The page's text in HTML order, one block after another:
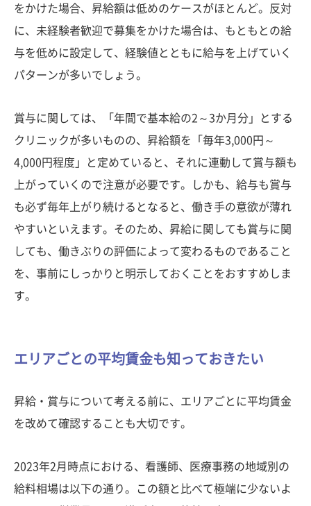
をかけた場合、昇給額は低めのケースがほとんど。反対
に、未経験者歓迎で募集をかけた場合は、もともとの給
与を低めに設定して、経験値とともに給与を上げていく
パターンが多いでしょう。
賞与に関しては、「年間で基本給の2～3か月分」とする
クリニックが多いものの、昇給額を「毎年3,000円～
4,000円程度」と定めていると、それに連動して賞与額も
上がっていくので注意が必要です。しかも、給与も賞与
も必ず毎年上がり続けるとなると、働き手の意欲が薄れ
やすいといえます。そのため、昇給に関しても賞与に関
しても、働きぶりの評価によって変わるものであること
を、事前にしっかりと明示しておくことをおすすめしま
す。
エリアごとの平均賃金も知っておきたい
昇給・賞与について考える前に、エリアごとに平均賃金
を改めて確認することも大切です。
2023年2月時点における、看護師、医療事務の地域別の
給料相場は以下の通り。この額と比べて極端に少ないよ